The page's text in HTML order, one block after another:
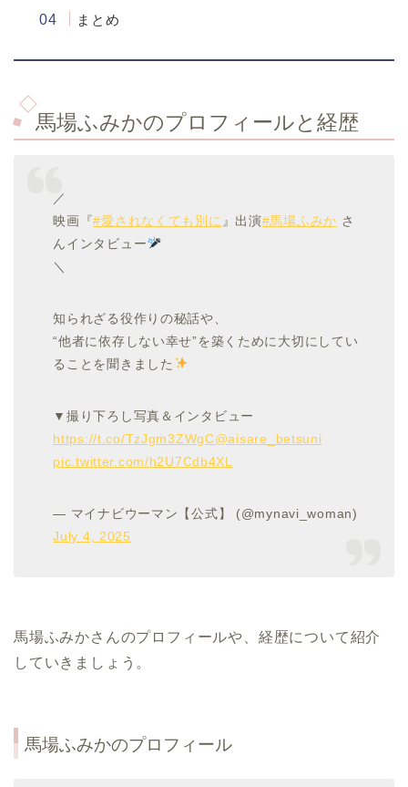
まとめ
馬場ふみかのプロフィールと経歴
／
映画『#愛されなくても別に 』出演#馬場ふみか さ
んインタビュー
＼
知られざる役作りの秘話や、
“他者に依存しない幸せ”を築くために大切にしてい
ることを聞きました
▼撮り下ろし写真＆インタビュー
https://t.co/TzJgm3ZWgC@aisare_betsuni
pic.twitter.com/h2U7Cdb4XL
— マイナビウーマン【公式】 (@mynavi_woman)
July 4, 2025
馬場ふみかさんのプロフィールや、経歴について紹介
していきましょう。
馬場ふみかのプロフィール